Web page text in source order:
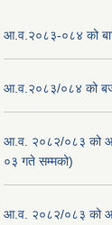
आ.व.२०८३-०८४ को
आ.व.२०८३/०८४ को
आ.व. २०८२/०८३ को
०३ गते सम्मको)
आ.व. २०८२/०८३ को